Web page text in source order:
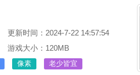
更新时间：2024-7-22 14:57:54
游戏大小：120MB
像素 老少皆宜